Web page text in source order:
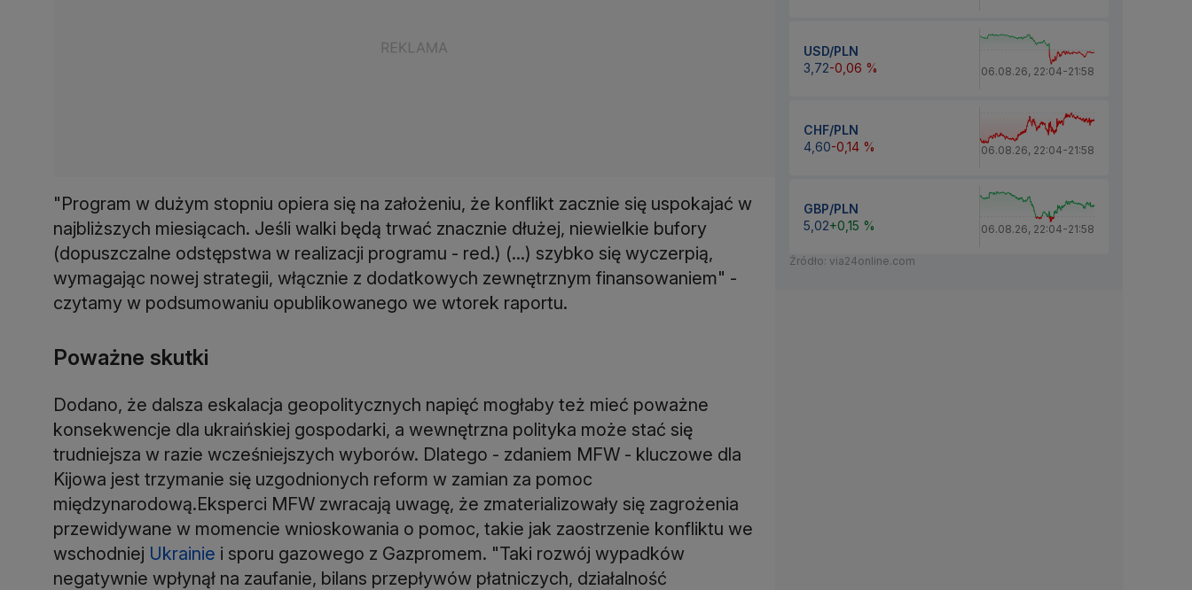
"Program w dużym stopniu opiera się na założeniu, że konflikt zacznie się uspokajać w
najbliższych miesiącach. Jeśli walki będą trwać znacznie dłużej, niewielkie bufory
(dopuszczalne odstępstwa w realizacji programu - red.) (...) szybko się wyczerpią,
wymagając nowej strategii, włącznie z dodatkowych zewnętrznym finansowaniem" -
czytamy w podsumowaniu opublikowanego we wtorek raportu.
Poważne skutki
Dodano, że dalsza eskalacja geopolitycznych napięć mogłaby też mieć poważne
konsekwencje dla ukraińskiej gospodarki, a wewnętrzna polityka może stać się
trudniejsza w razie wcześniejszych wyborów. Dlatego - zdaniem MFW - kluczowe dla
Kijowa jest trzymanie się uzgodnionych reform w zamian za pomoc
międzynarodową.Eksperci MFW zwracają uwagę, że zmaterializowały się zagrożenia
przewidywane w momencie wnioskowania o pomoc, takie jak zaostrzenie konfliktu we
wschodniej Ukrainie i sporu gazowego z Gazpromem. "Taki rozwój wypadków
negatywnie wpłynął na zaufanie, bilans przepływów płatniczych, działalność
USD/PLN
3,72-0,06 % 06.08.26, 22:04-21:58
CHF/PLN
4,60-0,14 % 06.08.26, 22:04-21:58
GBP/PLN
5,02+0,15 % 06.08.26, 22:04-21:58
Źródło: via24online.com